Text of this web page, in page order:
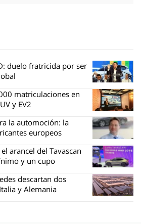
duelo fratricida por ser
matriculaciones en
y EV2
la automoción: la
europeos
arancel del Tavascan
y un cupo
descartan dos
y Alemania